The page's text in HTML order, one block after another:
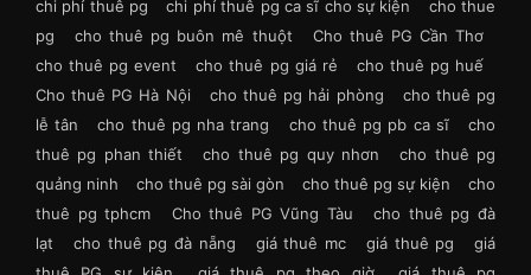
chi phí thuê pg chi phí thuê pg ca sĩ cho sự kiện
cho thue
pg
cho thuê pg buôn mê thuột
Cho thuê PG Cần Thơ
cho thuê pg event
cho thuê pg giá rẻ
cho thuê pg huế
Cho thuê PG Hà Nội
cho thuê pg hải phòng
cho thuê pg
lễ tân
cho thuê pg nha trang cho thuê pg pb ca sĩ
cho
thuê pg phan thiết
cho thuê pg quy nhơn
cho thuê pg
quảng ninh
cho thuê pg sài gòn cho thuê pg sự kiện
cho
thuê pg tphcm
Cho thuê PG Vũng Tàu
cho thuê pg đà
lạt
cho thuê pg đà nẵng giá thuê mc giá thuê pg
giá